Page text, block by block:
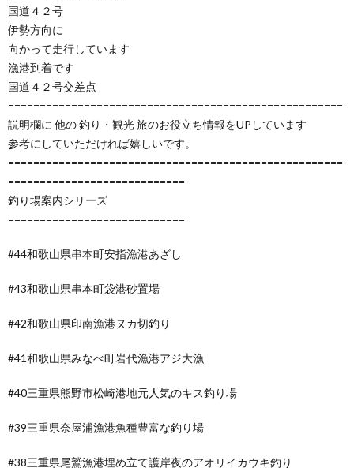
国道４２号
伊勢方向に
向かって走行しています
漁港到着です
国道４２号交差点
=====================================================
説明欄に 他の 釣り・観光 旅のお役立ち情報をUPしています
参考にしていただければ嬉しいです。
=====================================================
============================
釣り場案内シリーズ
============================
#44和歌山県串本町安指漁港あざし
#43和歌山県串本町袋港砂置場
#42和歌山県印南漁港ヌカ切釣り
#41和歌山県みなべ町岩代漁港アジ大漁
#40三重県熊野市松崎港地元人気のキス釣り場
#39三重県奈屋浦漁港魚種豊富な釣り場
#38三重県尾鷲漁港埋め立て護岸夜のアオリイカウキ釣り